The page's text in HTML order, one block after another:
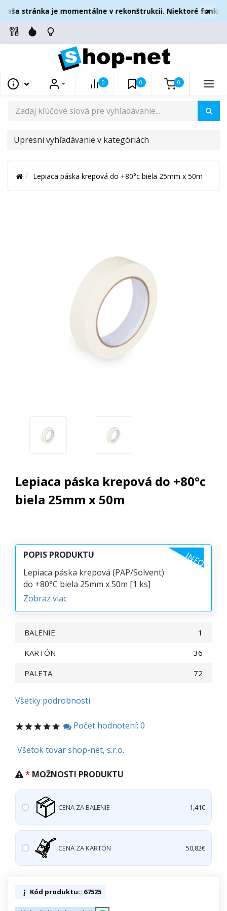
stránka je momentálne v rekonštrukcii. Niektoré ×
0 0 0
UPRESNI
V
KATEGÓRIÁCH
Lepiaca páska krepová do +80°c biela 25mm x 50m
Lepiaca páska krepová do +80°c
biela 25mm x 50m
POPIS PRODUKTU INFO
Lepiaca páska krepová (PAP/Solvent)
do +80°C biela 25mm x 50m [1 ks]
Zobraz viac
BALENIE
1
KARTÓN
36
PALETA
72
Všetky podrobnosti
Počet hodnotení: 0
Všetok tovar shop-net, s.r.o.
MOŽNOSTI PRODUKTU
CENA ZA BALENIE 1,41€
CENA ZA KARTÓN 50,82€
Kód produktu:: 67525